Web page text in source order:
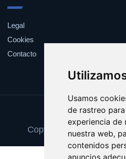
Usamos
de rastreo
experiencia de
nuestra web,
contenidos
anuncios
Legal
Cookies
Contacto
Update cookies
Copyright © 2025